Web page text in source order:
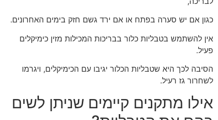
כגון אם יש סערה בפתח או אם ירד גשם חזק בימים האחרונים.
אין להשתמש בטבליות כלור בבריכות המכילות מזין כימיקלים
פעיל.
הסיבה לכך היא שטבליות הכלור יגיבו עם הכימיקלים, ויגרמו
לשחרור גז רעיל.
אילו מתקנים קיימים שניתן לשים